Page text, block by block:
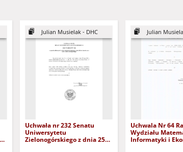
Julian Musielak - DHC
Uchwała nr 232 Senatu
Uniwersytetu
Zielonogórskiego z dnia 25
Julian
Uchwala Nr 64
Wydziału
Informatyki i